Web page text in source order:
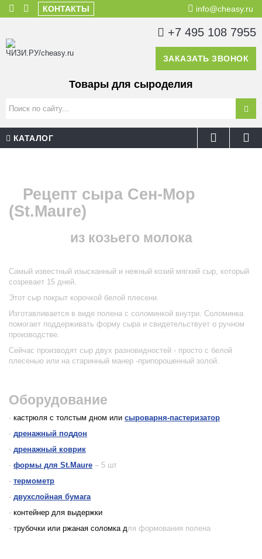
КОНТАКТЫ info@cheasy.ru
+7 495 108 7955
ЗАКАЗАТЬ ЗВОНОК
Товары для сыроделия
КАТАЛОГ
Рецепт сыра Сен-Мор
(St.Maure)
из козьего молока
Самый известный изысканный и нежный козий мягкий сыр, который
созревает 15 дней.
Этот сыр покрыт корочкой белой плесени.
Изготавливается в виде полена с соломинкой внутри. Соломинка
помогает поддерживать форму сыра и свидетельствует о ручном
производстве.
Сейчас производят сыр двух разновидностей - просто с белой
плесенью или на старинный манер -припорошенный золой.
Оборудование
- кастрюля с толстым дном или сыроварня-пастеризатор
- дренажный поддон
- дренажный коврик
- формы для St.Maure – 5 шт
- термометр
- двухслойная бумага
- контейнер для выдержки
- трубочки или ржаная соломка для формования полена